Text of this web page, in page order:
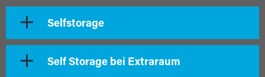
Selfstorage
Self Storage bei Extraraum